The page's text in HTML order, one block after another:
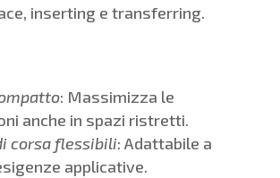
inserting e transferring.
: Massimizza le
anche in spazi ristretti.
corsa flessibili: Adattabile a
applicative.